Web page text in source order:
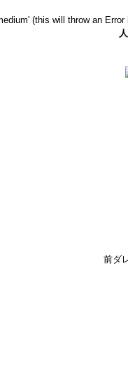
(this will throw an
前ダ